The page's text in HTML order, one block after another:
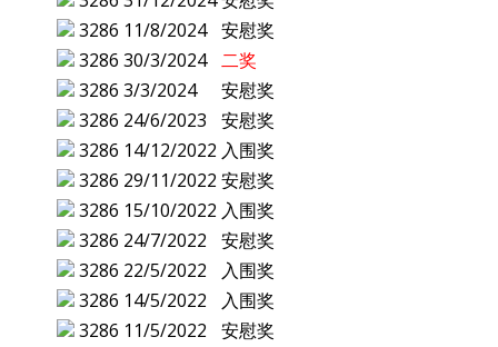
3286 11/8/2024 安慰奖
3286 30/3/2024 二奖
3286 3/3/2024
安慰奖
3286 24/6/2023
安慰奖
3286 14/12/2022 入围奖
3286 29/11/2022 安慰奖
3286 15/10/2022 入围奖
3286 24/7/2022
安慰奖
3286 22/5/2022
入围奖
3286 14/5/2022
入围奖
3286 11/5/2022
安慰奖